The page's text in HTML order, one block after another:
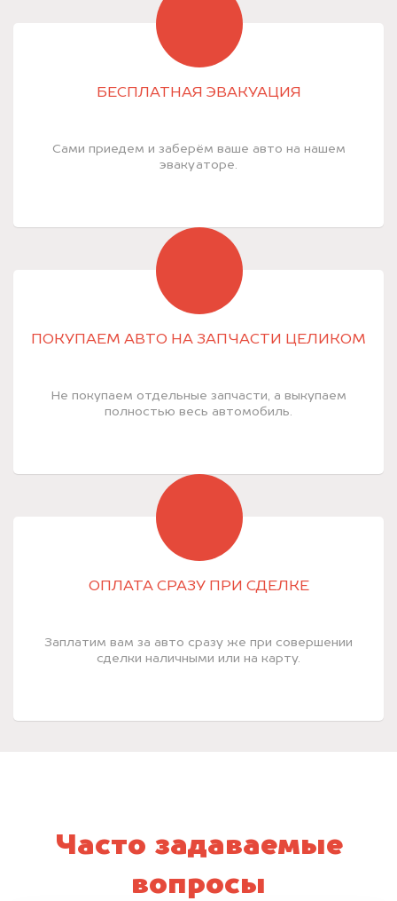
БЕСПЛАТНАЯ ЭВАКУАЦИЯ
Сами приедем и заберём ваше авто на нашем
эвакуаторе.
ПОКУПАЕМ АВТО НА ЗАПЧАСТИ ЦЕЛИКОМ
Не покупаем отдельные запчасти, а выкупаем
полностью весь автомобиль.
ОПЛАТА СРАЗУ ПРИ СДЕЛКЕ
Заплатим вам за авто сразу же при совершении
сделки наличными или на карту.
Часто задаваемые
вопросы